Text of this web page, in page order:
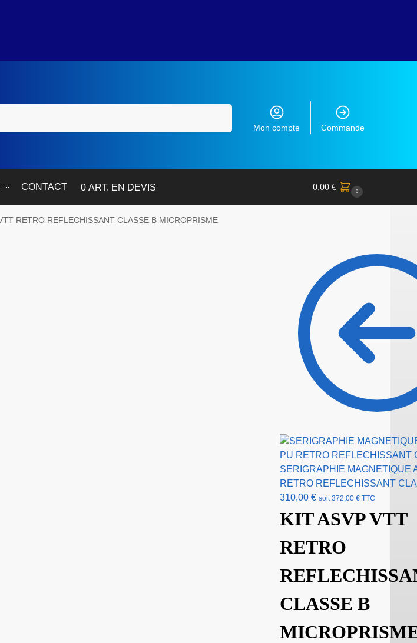
Mon compte Commande
CONTACT 0 ART. EN DEVIS 0,00 € 0
RETRO REFLECHISSANT CLASSE B MICROPRISME
SERIGRAPHIE MAGNETIQUE
RETRO REFLECHISSANT
310,00 € soit372,00 € TTC
KIT ASVP VTT
RETRO
CLASSE B